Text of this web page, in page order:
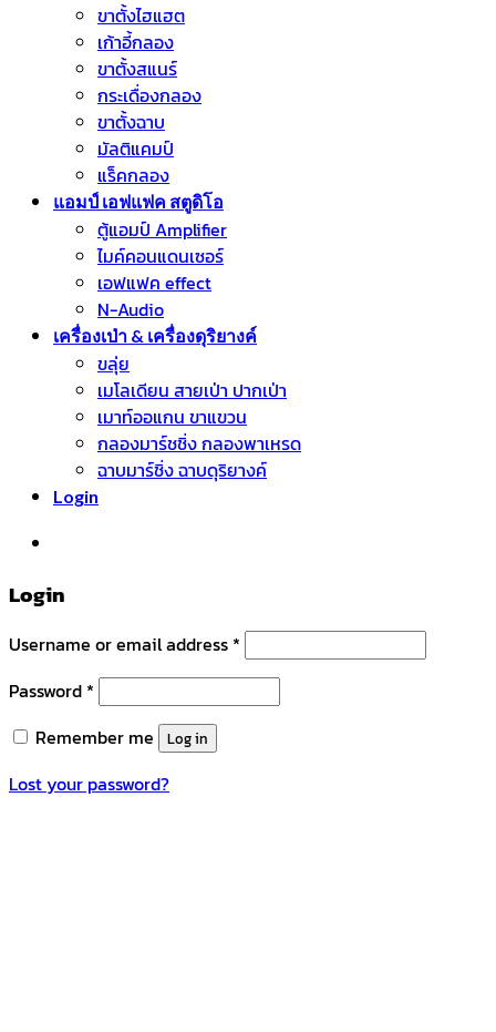
ขาตั้งไฮแฮต
เก้าอี้กลอง
ขาตั้งสแนร์
กระเดื่องกลอง
ขาตั้งฉาบ
มัลติแคมป์
แร็คกลอง
แอมป์ เอฟแฟค สตูดิโอ
ตู้แอมป์ Amplifier
ไมค์คอนแดนเซอร์
เอฟแฟค effect
N-Audio
เครื่องเป่า & เครื่องดุริยางค์
ขลุ่ย
เมโลเดียน สายเป่า ปากเป่า
เมาท์ออแกน ขาแขวน
กลองมาร์ชชิ่ง กลองพาเหรด
ฉาบมาร์ชิ่ง ฉาบดุริยางค์
Login
Login
Username or email address *
Password *
Remember me
Log in
Lost your password?